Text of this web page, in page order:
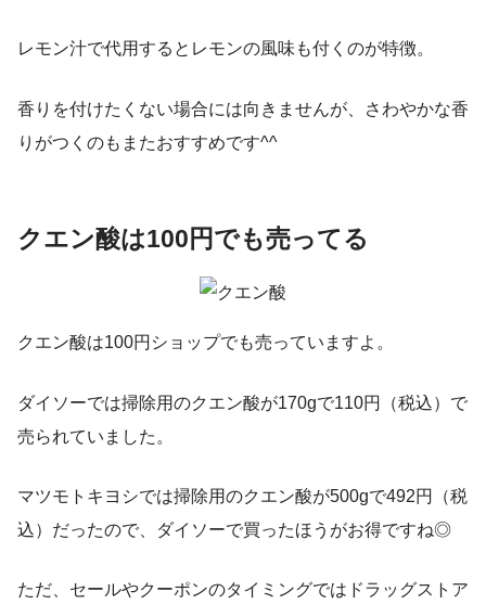
レモン汁で代用するとレモンの風味も付くのが特徴。
香りを付けたくない場合には向きませんが、さわやかな香
りがつくのもまたおすすめです^^
クエン酸は100円でも売ってる
クエン酸は100円ショップでも売っていますよ。
ダイソーでは掃除用のクエン酸が170gで110円（税込）で
売られていました。
マツモトキヨシでは掃除用のクエン酸が500gで492円（税
込）だったので、ダイソーで買ったほうがお得ですね◎
ただ、セールやクーポンのタイミングではドラッグストア